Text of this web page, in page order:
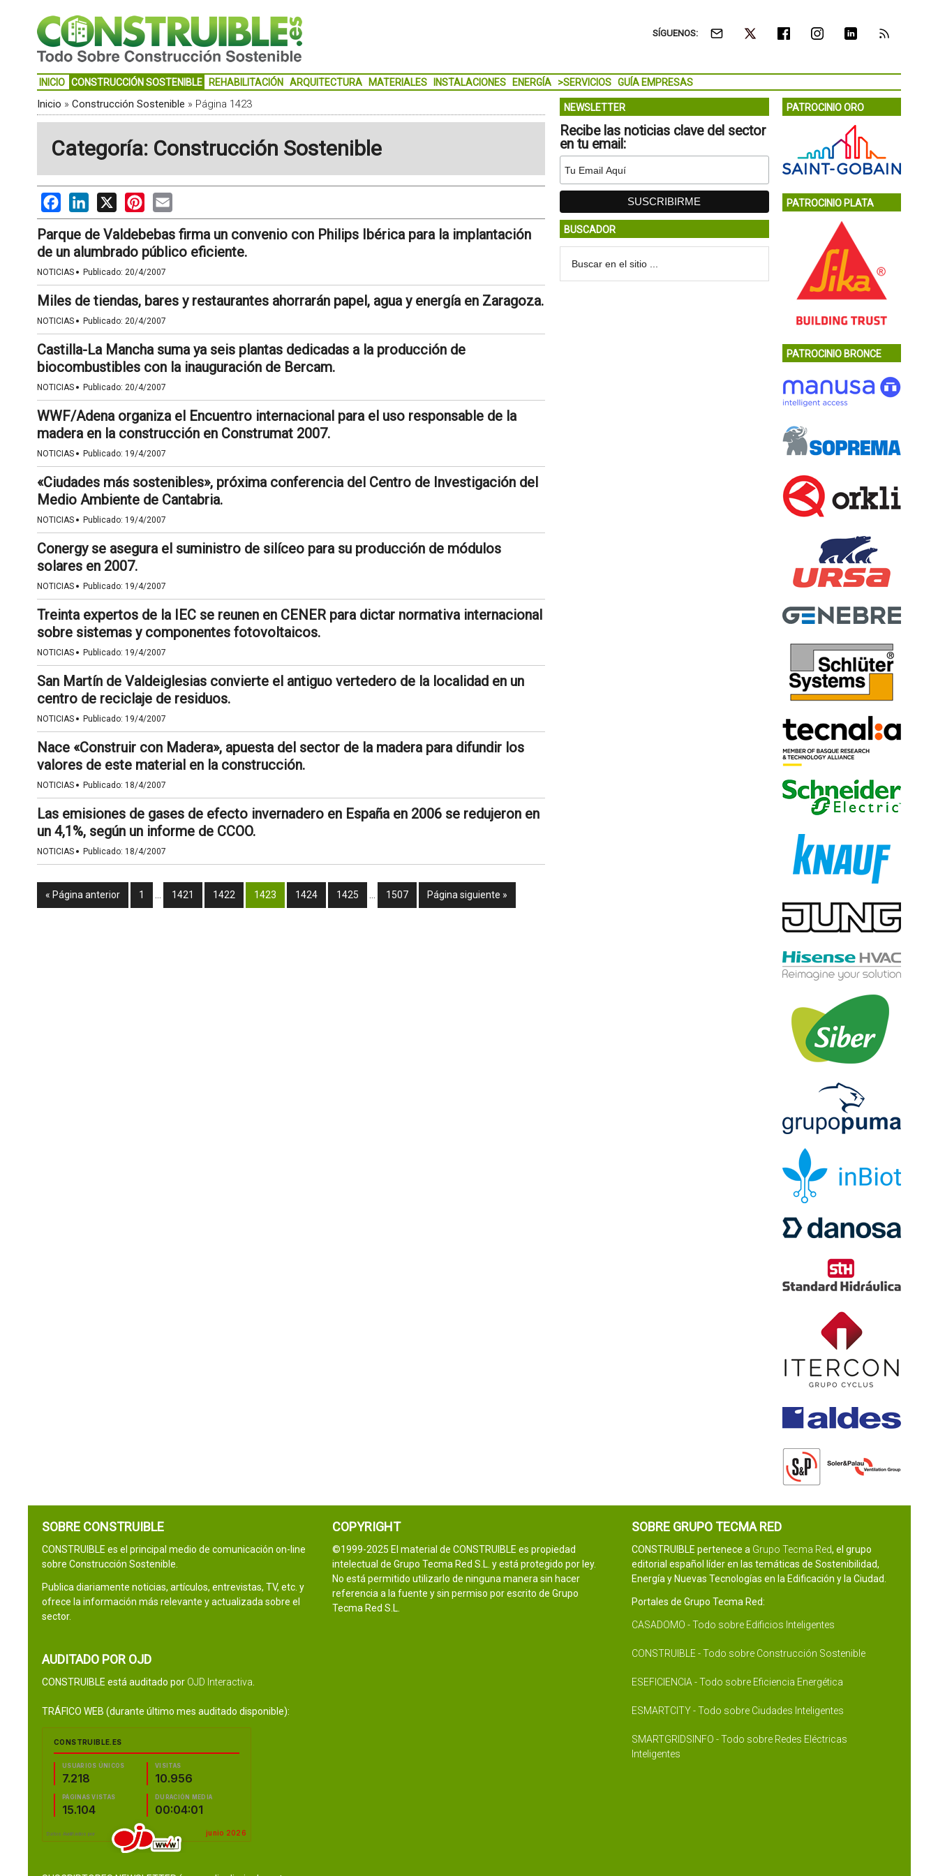
SÍGUENOS:
INICIO CONSTRUCCIÓN SOSTENIBLE REHABILITACIÓN ARQUITECTURA MATERIALES INSTALACIONES ENERGÍA >SERVICIOS GUÍA EMPRESAS
Inicio » Construcción Sostenible » Página 1423
Categoría: Construcción Sostenible
FacebookLinkedIn
X PinterestEmail
Parque de Valdebebas firma un convenio con Philips Ibérica para la implantación
de un alumbrado público eficiente.
NOTICIAS · Publicado: 20/4/2007
Miles de tiendas, bares y restaurantes ahorrarán papel, agua y energía en Zaragoza.
NOTICIAS · Publicado: 20/4/2007
Castilla-La Mancha suma ya seis plantas dedicadas a la producción de
biocombustibles con la inauguración de Bercam.
NOTICIAS · Publicado: 20/4/2007
WWF/Adena organiza el Encuentro internacional para el uso responsable de la
madera en la construcción en Construmat 2007.
NOTICIAS · Publicado: 19/4/2007
«Ciudades más sostenibles», próxima conferencia del Centro de Investigación del
Medio Ambiente de Cantabria.
NOTICIAS · Publicado: 19/4/2007
Conergy se asegura el suministro de silíceo para su producción de módulos
solares en 2007.
NOTICIAS · Publicado: 19/4/2007
Treinta expertos de la IEC se reunen en CENER para dictar normativa internacional
sobre sistemas y componentes fotovoltaicos.
NOTICIAS · Publicado: 19/4/2007
San Martín de Valdeiglesias convierte el antiguo vertedero de la localidad en un
centro de reciclaje de residuos.
NOTICIAS · Publicado: 19/4/2007
Nace «Construir con Madera», apuesta del sector de la madera para difundir los
valores de este material en la construcción.
NOTICIAS · Publicado: 18/4/2007
Las emisiones de gases de efecto invernadero en España en 2006 se redujeron en
un 4,1%, según un informe de CCOO.
NOTICIAS · Publicado: 18/4/2007
« Página anterior 1 1421 1422 1423 1424 1425 1507 Página siguiente »
NEWSLETTER
Recibe las noticias clave del sector
en tu email:
BUSCADOR
PATROCINIO ORO
PATROCINIO PLATA
PATROCINIO BRONCE
SOBRE CONSTRUIBLE
CONSTRUIBLE es el principal medio de comunicación on-line
sobre Construcción Sostenible.
Publica diariamente noticias, artículos, entrevistas, TV, etc. y
ofrece la información más relevante y actualizada sobre el
sector.
AUDITADO POR OJD
CONSTRUIBLE está auditado por OJD Interactiva
TRÁFICO WEB (durante último mes auditado disponible):
COPYRIGHT
©1999-2025 El material de CONSTRUIBLE es propiedad
intelectual de Grupo Tecma Red S.L. y está protegido por ley.
No está permitido utilizarlo de ninguna manera sin hacer
referencia a la fuente y sin permiso por escrito de Grupo
Tecma Red S.L.
SOBRE GRUPO TECMA RED
CONSTRUIBLE pertenece a Grupo Tecma Red, el grupo
editorial español líder en las temáticas de Sostenibilidad,
Energía y Nuevas Tecnologías en la Edificación y la Ciudad.
Portales de Grupo Tecma Red:
CASADOMO - Todo sobre Edificios Inteligentes
CONSTRUIBLE - Todo sobre Construcción Sostenible
ESEFICIENCIA - Todo sobre Eficiencia Energética
ESMARTCITY - Todo sobre Ciudades Inteligentes
SMARTGRIDSINFO - Todo sobre Redes Eléctricas
Inteligentes